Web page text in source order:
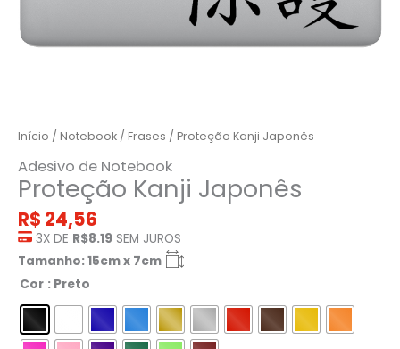
Início / Notebook / Frases / Proteção Kanji Japonês
Adesivo de Notebook
Proteção Kanji Japonês
R$ 24,56
3X DE R$8.19 SEM JUROS
Tamanho: 15cm x 7cm
Cor : Preto